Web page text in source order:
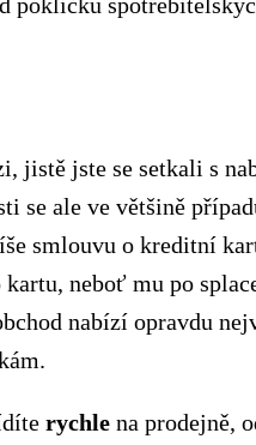
jistě jste se setkali s
se ale ve většině
smlouvu o kreditní
neboť mu po
nabízí opravdu
rychle na prodejně,